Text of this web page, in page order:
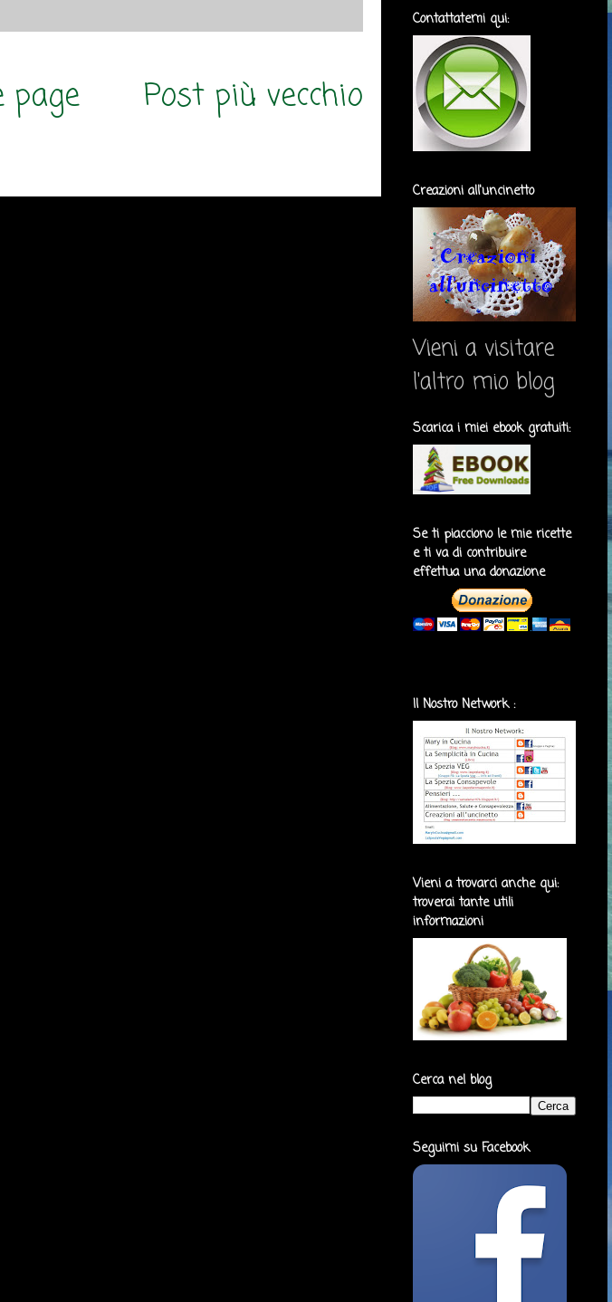
Post più vecchio
page
Contattatemi qui:
Creazioni all'uncinetto
Vieni a visitare
l'altro mio blog
Scarica i miei ebook gratuiti:
Se ti piacciono le mie ricette
e ti va di contribuire
effettua una donazione
Il Nostro Network :
Vieni a trovarci anche qui:
troverai tante utili
informazioni
Cerca nel blog
Seguimi su Facebook